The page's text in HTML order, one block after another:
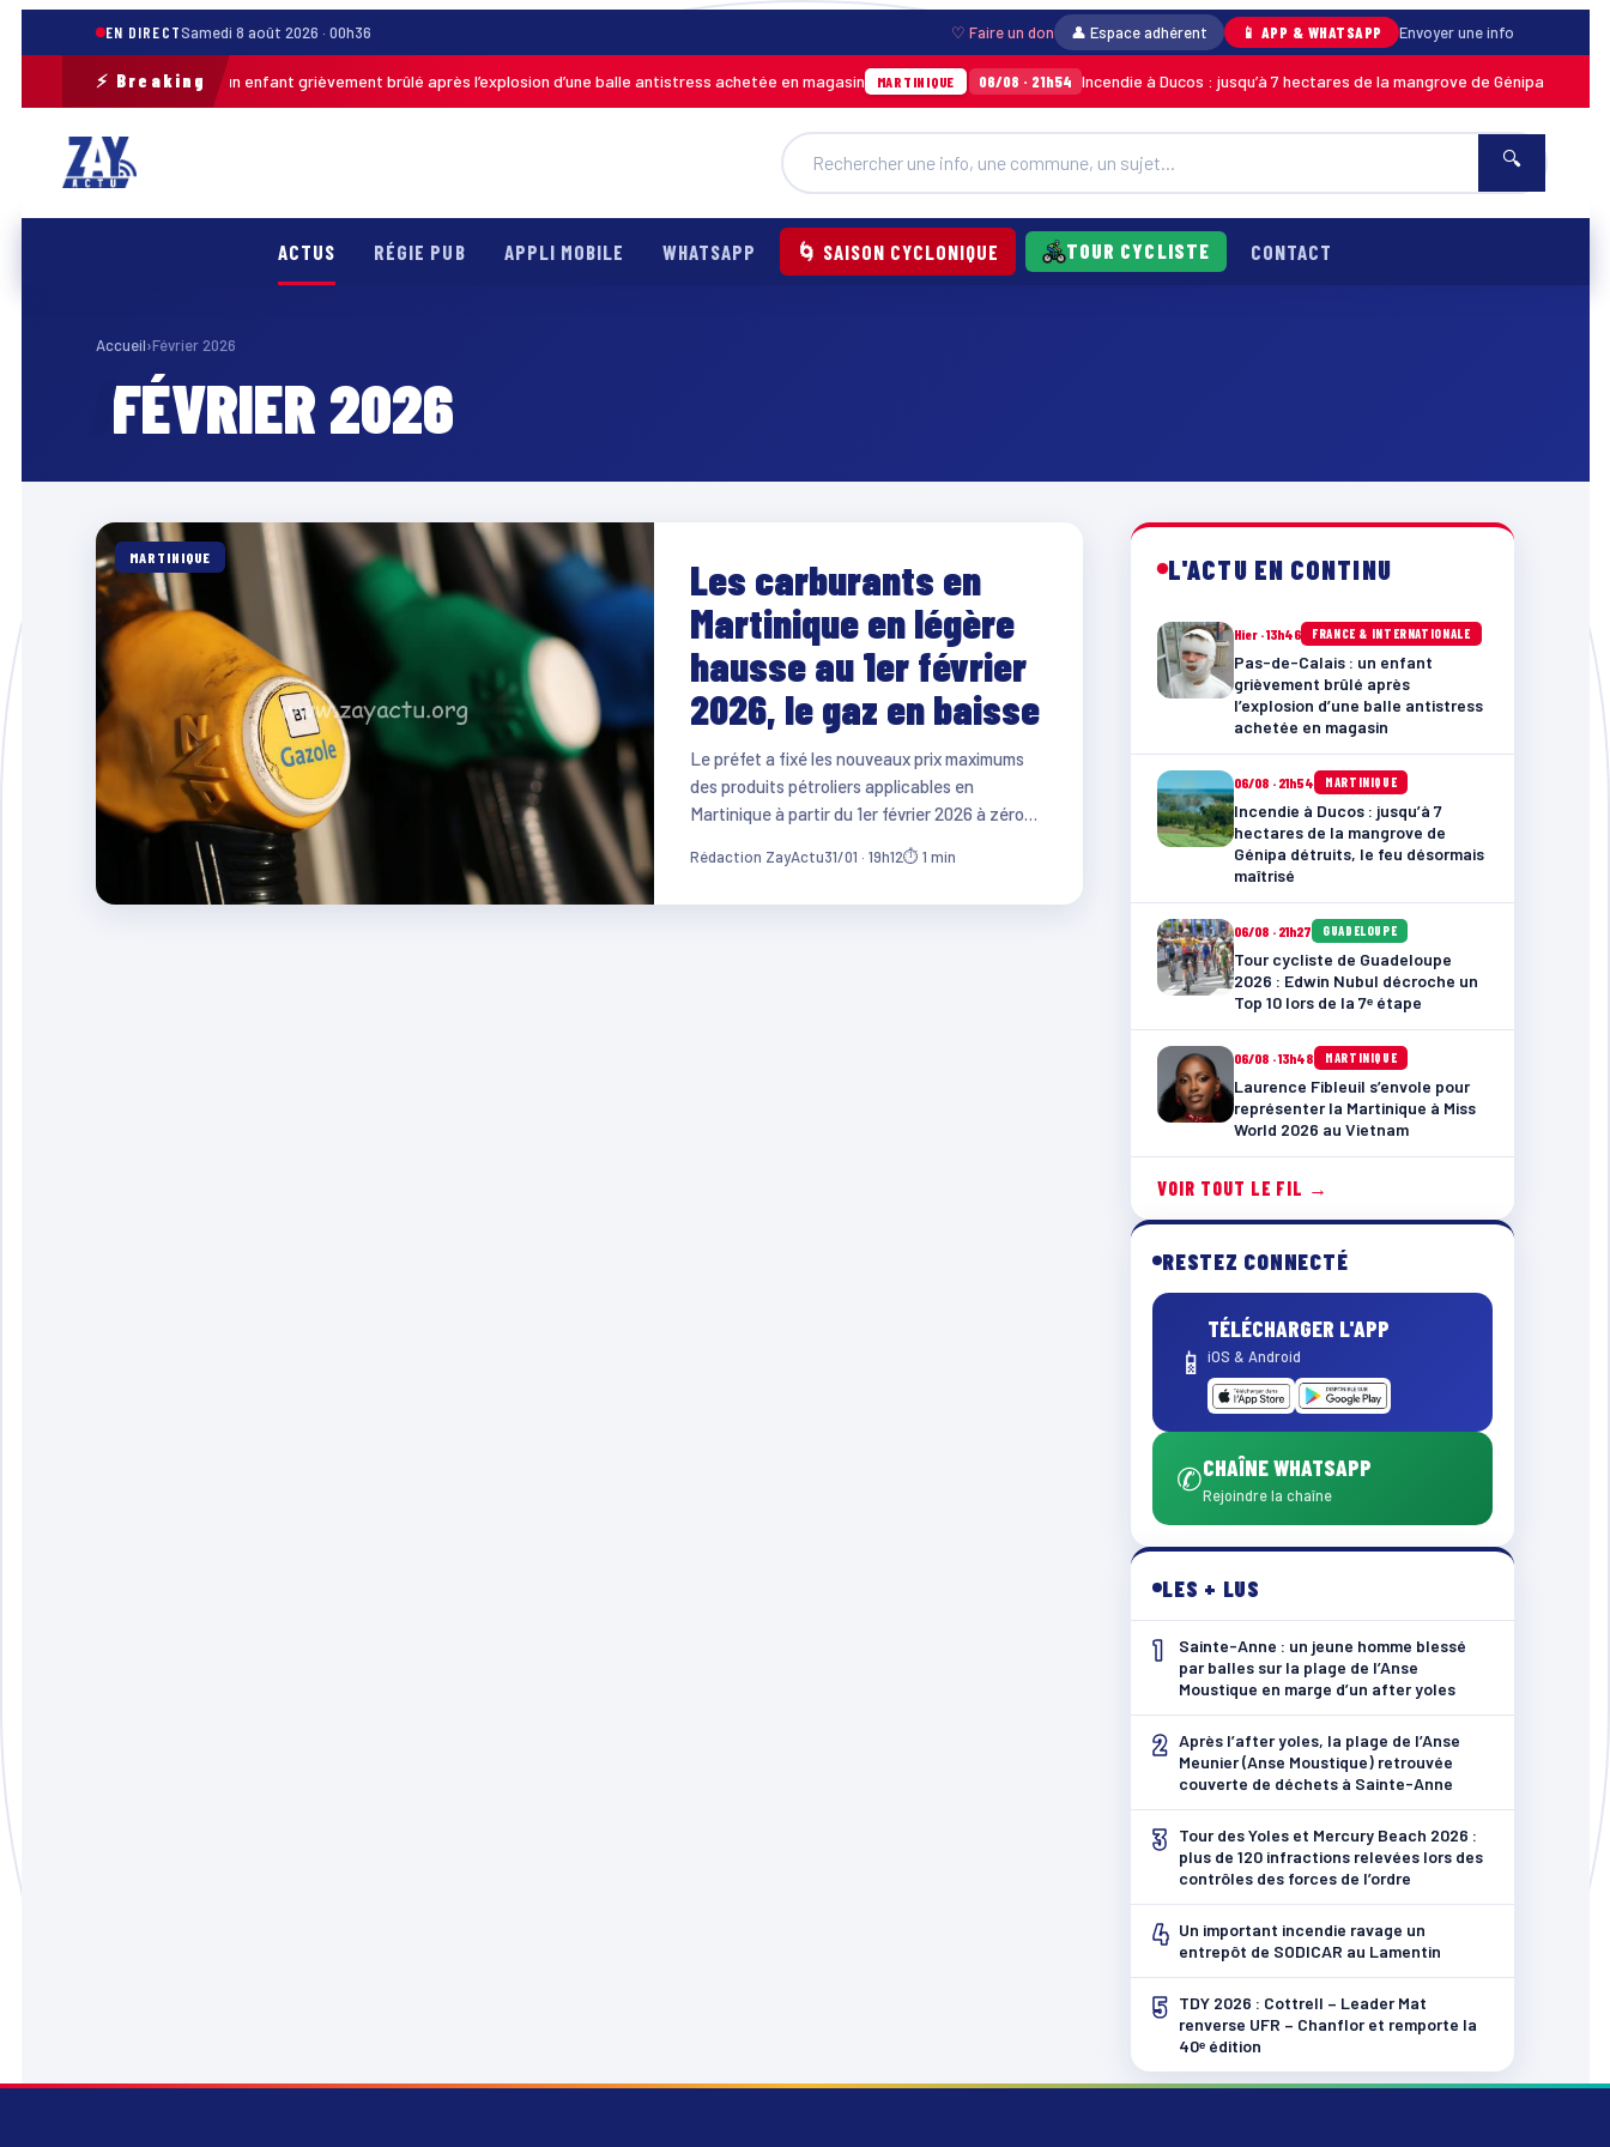
EN DIRECTSamedi 8 août 2026 · 00h36 ♡ Faire un don 👤 Espace adhérent 📱 APP & WHATSAPP Envoyer une info
⚡ Breaking
Pas-de-Calais : un enfant grièvement brûlé après l’explosion d’une balle antistress achetée en magasin MARTINIQUE 06/08 · 21h54 Incendie à Ducos : jusqu’à 7 hectares de la mangrove de Génipa détruits, le
🔍
ACTUS RÉGIE PUB APPLI MOBILE WHATSAPP 🌀 SAISON CYCLONIQUE TOUR CYCLISTE CONTACT
Accueil›Février 2026
FÉVRIER 2026
MARTINIQUE
Les carburants en
Martinique en légère
hausse au 1er février
2026, le gaz en baisse
Le préfet a fixé les nouveaux prix maximums
des produits pétroliers applicables en
Martinique à partir du 1er février 2026 à zéro…
Rédaction ZayActu31/01 · 19h12⏱ 1 min
L'ACTU EN CONTINU
Hier · 13h46 FRANCE & INTERNATIONALE
Pas-de-Calais : un enfant
grièvement brûlé après
l’explosion d’une balle antistress
achetée en magasin
06/08 · 21h54 MARTINIQUE
Incendie à Ducos : jusqu’à 7
hectares de la mangrove de
Génipa détruits, le feu désormais
maîtrisé
06/08 · 21h27 GUADELOUPE
Tour cycliste de Guadeloupe
2026 : Edwin Nubul décroche un
Top 10 lors de la 7ᵉ étape
06/08 · 13h48 MARTINIQUE
Laurence Fibleuil s’envole pour
représenter la Martinique à Miss
World 2026 au Vietnam
VOIR TOUT LE FIL →
RESTEZ CONNECTÉ
📱
TÉLÉCHARGER L'APP
iOS & Android
✆CHAÎNE WHATSAPP
Rejoindre la chaîne
LES + LUS
1
Sainte-Anne : un jeune homme blessé
par balles sur la plage de l’Anse
Moustique en marge d’un after yoles
2 Après l’after yoles, la plage de l’Anse
Meunier (Anse Moustique) retrouvée
couverte de déchets à Sainte-Anne
3
Tour des Yoles et Mercury Beach 2026 :
plus de 120 infractions relevées lors des
contrôles des forces de l’ordre
4 Un important incendie ravage un
entrepôt de SODICAR au Lamentin
5
TDY 2026 : Cottrell – Leader Mat
renverse UFR – Chanflor et remporte la
40ᵉ édition